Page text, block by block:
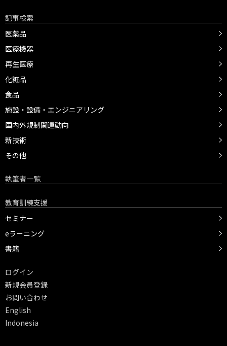
記事検索
医薬品
医療機器
再生医療
化粧品
食品
施設・設備・エンジニアリング
国内外規制関連動向
新技術
その他
執筆者一覧
教育訓練支援
セミナー
eラーニング
書籍
ログイン
新規会員登録
お問い合わせ
English
Indonesia